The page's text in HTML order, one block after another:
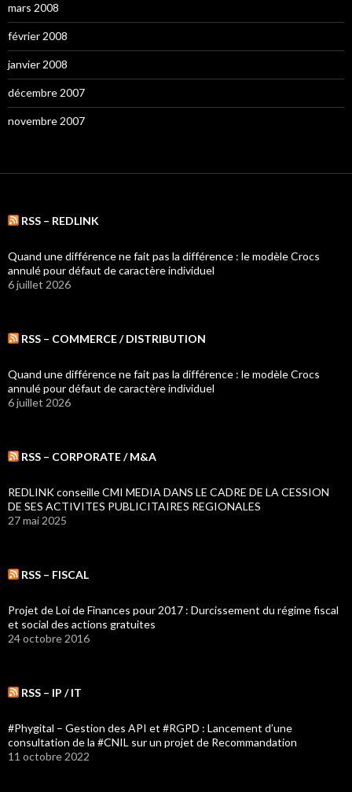
mars 2008
février 2008
janvier 2008
décembre 2007
novembre 2007
RSS – REDLINK
Quand une différence ne fait pas la différence : le modèle Crocs
annulé pour défaut de caractère individuel
6 juillet 2026
RSS – COMMERCE / DISTRIBUTION
Quand une différence ne fait pas la différence : le modèle Crocs
annulé pour défaut de caractère individuel
6 juillet 2026
RSS – CORPORATE / M&A
REDLINK conseille CMI MEDIA DANS LE CADRE DE LA CESSION
DE SES ACTIVITES PUBLICITAIRES REGIONALES
27 mai 2025
RSS – FISCAL
Projet de Loi de Finances pour 2017 : Durcissement du régime fiscal
et social des actions gratuites
24 octobre 2016
RSS – IP / IT
#Phygital – Gestion des API et #RGPD : Lancement d’une
consultation de la #CNIL sur un projet de Recommandation
11 octobre 2022